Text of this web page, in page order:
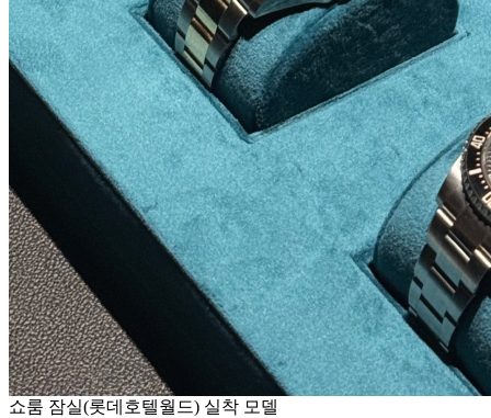
쇼룸 잠실(롯데호텔월드) 실착 모델